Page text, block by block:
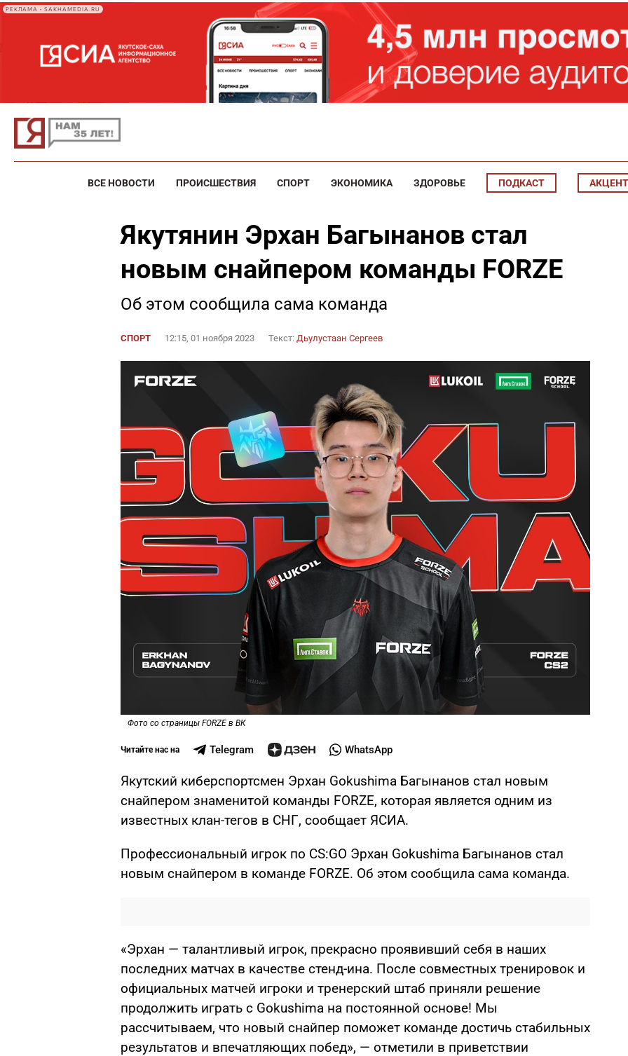
РЕКЛАМА • SAKHAMEDIA.RU
ВСЕ НОВОСТИ ПРОИСШЕСТВИЯ СПОРТ ЭКОНОМИКА ЗДОРОВЬЕ ПОДКАСТ АКЦЕНТ
Якутянин Эрхан Багынанов стал
новым снайпером команды FORZE
Об этом сообщила сама команда
СПОРТ 12:15, 01 ноября 2023 Текст: Дьулустаан Сергеев
Фото со страницы FORZE в ВК
Читайте нас на Telegram WhatsApp
Якутский киберспортсмен Эрхан Gokushima Багынанов стал новым
снайпером знаменитой команды FORZE, которая является одним из
известных клан-тегов в СНГ, сообщает ЯСИА.
Профессиональный игрок по CS:GO Эрхан Gokushima Багынанов стал
новым снайпером в команде FORZE. Об этом сообщила сама команда.
«Эрхан — талантливый игрок, прекрасно проявивший себя в наших
последних матчах в качестве стенд-ина. После совместных тренировок и
официальных матчей игроки и тренерский штаб приняли решение
продолжить играть с Gokushima на постоянной основе! Мы
рассчитываем, что новый снайпер поможет команде достичь стабильных
результатов и впечатляющих побед», — отметили в приветствии